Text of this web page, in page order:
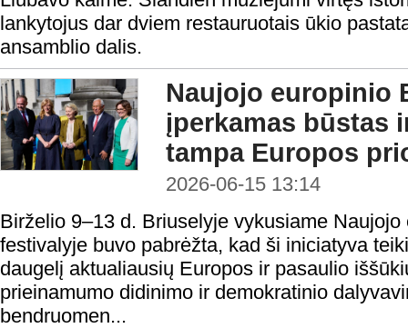
lankytojus dar dviem restauruotais ūkio
ansamblio dalis.
Naujojo europinio
įperkamas būstas
tampa Europos
2026-06-15 13:14
Birželio 9–13 d. Briuselyje vykusiame
festivalyje buvo pabrėžta, kad ši iniciatyva
daugelį aktualiausių Europos ir pasaulio
prieinamumo didinimo ir demokratinio
bendruomen...